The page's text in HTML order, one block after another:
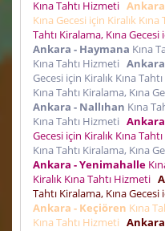
Kına Tahtı Hizmeti
Kına Gecesi için Kiralık
Tahtı Kiralama, Kına
Ankara - Haymana Kına
Kına Tahtı Hizmeti
Gecesi için Kiralık Kına
Kına Tahtı Kiralama, Kına
Ankara - Nallıhan Kına
Kına Tahtı Hizmeti Ankara
Gecesi için Kiralık Kına
Kına Tahtı Kiralama, Kına
Ankara - Yenimahalle
Kiralık Kına Tahtı Hizmeti
Tahtı Kiralama, Kına
Ankara - Keçiören Kına
Kına Tahtı Hizmeti